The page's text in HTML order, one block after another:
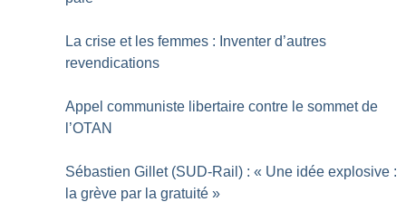
La crise et les femmes : Inventer d’autres
revendications
Appel communiste libertaire contre le sommet de
l’OTAN
Sébastien Gillet (SUD-Rail) : « Une idée explosive :
la grève par la gratuité »